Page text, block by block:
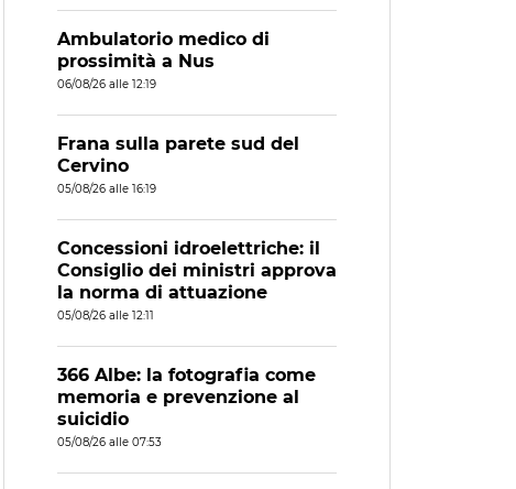
Ambulatorio medico di
prossimità a Nus
06/08/26 alle 12:19
Frana sulla parete sud del
Cervino
05/08/26 alle 16:19
Concessioni idroelettriche: il
Consiglio dei ministri approva
la norma di attuazione
05/08/26 alle 12:11
366 Albe: la fotografia come
memoria e prevenzione al
suicidio
05/08/26 alle 07:53